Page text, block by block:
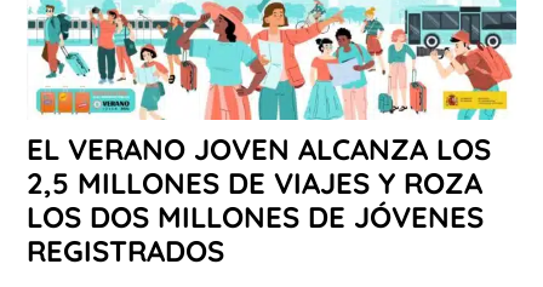
EL VERANO JOVEN ALCANZA LOS
2,5 MILLONES DE VIAJES Y ROZA
LOS DOS MILLONES DE JÓVENES
REGISTRADOS